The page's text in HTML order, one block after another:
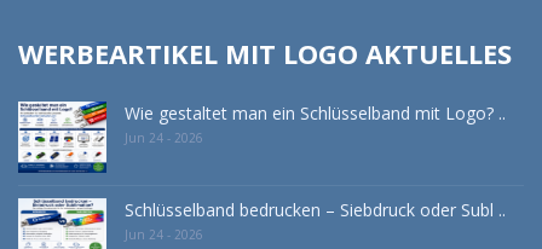
WERBEARTIKEL MIT LOGO AKTUELLES
Wie gestaltet man ein Schlüsselband mit Logo? ..
Jun 24 - 2026
Schlüsselband bedrucken – Siebdruck oder Subl ..
Jun 24 - 2026